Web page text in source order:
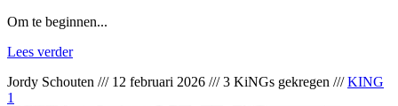
Om te beginnen...
Lees verder
Jordy Schouten /// 12 februari 2026 ///3 KiNGs gekregen ///KING
1